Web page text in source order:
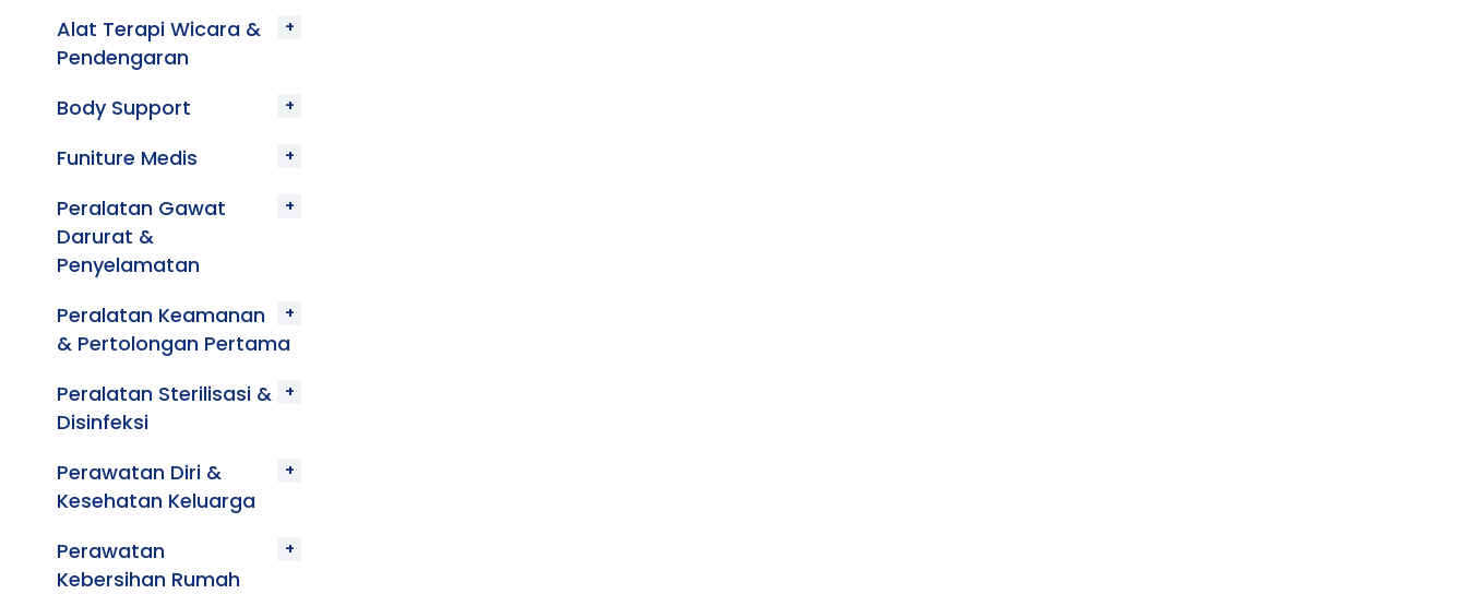
Alat Terapi Wicara &
Pendengaran
Body Support
Funiture Medis
Peralatan Gawat
Darurat &
Penyelamatan
Peralatan Keamanan
& Pertolongan Pertama
Peralatan Sterilisasi &
Disinfeksi
Perawatan Diri &
Kesehatan Keluarga
Perawatan
Kebersihan Rumah